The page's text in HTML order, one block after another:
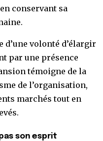
conservant sa
d’une volonté d’élargir
par une présence
témoigne de la
de l’organisation,
marchés tout en
son esprit